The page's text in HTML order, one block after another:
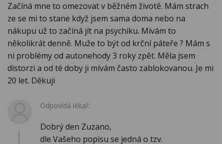
Začíná mne to omezovat v běžném životě. Mám strach
ze se mi to stane když jsem sama doma nebo na
nákupu už to začíná jít na psychiku. Mívám to
několikrát denně. Muže to být od krční páteře ? Mám s
ni problémy od autonehody 3 roky zpět. Měla jsem
distorzi a od té doby ji mívám často zablokovanou. Je mi
20 let. Děkuji
Odpovídá lékař:
Dobrý den Zuzano,
dle Vašeho popisu se jedná o tzv.